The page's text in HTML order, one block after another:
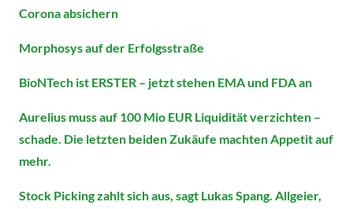
Corona absichern
Morphosys auf der Erfolgsstraße
BioNTech ist ERSTER – jetzt stehen EMA und FDA an
Aurelius muss auf 100 Mio EUR Liquidität verzichten –
schade. Die letzten beiden Zukäufe machten Appetit auf
mehr.
Stock Picking zahlt sich aus, sagt Lukas Spang. Allgeier,